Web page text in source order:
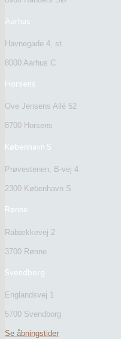
Aarhus
Havnegade 4, st.
8000 Aarhus C
Horsens
Ove Jensens Allé 52
8700 Horsens
København S
Prøvestenen, B-vej 4
2300 København S
Rønne
Rabækkevej 2
3700 Rønne
Svendborg
Englandsvej 1
5700 Svendborg
Se åbningstider